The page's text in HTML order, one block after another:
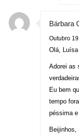
Bárbara
Outubro
Olá, Luísa
Adorei as
Eu bem
tempo
péssima
Beijinhos,